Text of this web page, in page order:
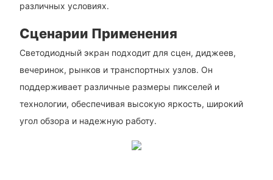
различных условиях.
Сценарии Применения
Светодиодный экран подходит для сцен, диджеев,
вечеринок, рынков и транспортных узлов. Он
поддерживает различные размеры пикселей и
технологии, обеспечивая высокую яркость, широкий
угол обзора и надежную работу.